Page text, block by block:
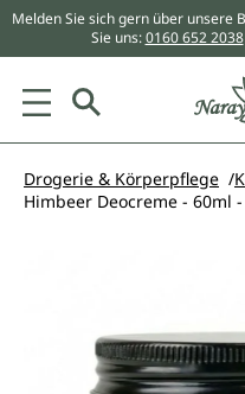
springen
Melden Sie sich gern über unsere
Sie uns:0160 652 2038
Drogerie & Körperpflege
Himbeer Deocreme - 60ml -